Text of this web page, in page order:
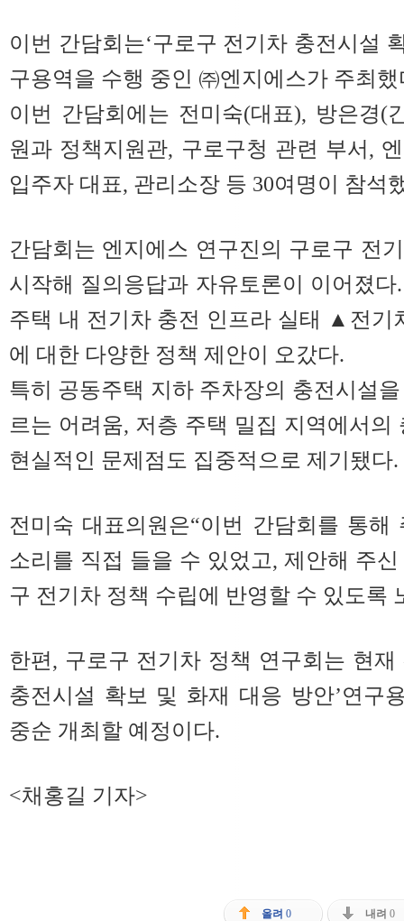
이번 간담회는‘구로구 전기차 충전시설
구용역을 수행 중인 ㈜엔지에스가 주최했
이번 간담회에는 전미숙(대표), 방은경(
원과 정책지원관, 구로구청 관련 부서,
입주자 대표, 관리소장 등 30여명이 참석
간담회는 엔지에스 연구진의 구로구 전
시작해 질의응답과 자유토론이 이어졌
주택 내 전기차 충전 인프라 실태 ▲전기
에 대한 다양한 정책 제안이 오갔다.
특히 공동주택 지하 주차장의 충전시설
르는 어려움, 저층 주택 밀집 지역에서의
현실적인 문제점도 집중적으로 제기됐다.
전미숙 대표의원은“이번 간담회를 통
소리를 직접 들을 수 있었고, 제안해 주
구 전기차 정책 수립에 반영할 수 있도록
한편, 구로구 전기차 정책 연구회는 현재
충전시설 확보 및 화재 대응 방안’연구
중순 개최할 예정이다.
<채홍길 기자>
올려 0 내려 0